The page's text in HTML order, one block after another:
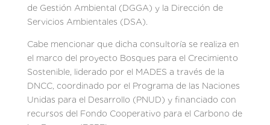
de Gestión Ambiental (DGGA) y la Dirección de
Servicios Ambientales (DSA).
Cabe mencionar que dicha consultoría se realiza en
el marco del proyecto Bosques para el Crecimiento
Sostenible, liderado por el MADES a través de la
DNCC, coordinado por el Programa de las Naciones
Unidas para el Desarrollo (PNUD) y financiado con
recursos del Fondo Cooperativo para el Carbono de